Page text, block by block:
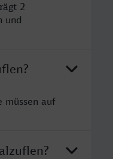
2
und
müssen auf